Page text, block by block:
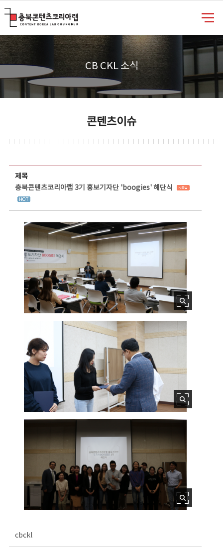
CB CKL 소식
콘텐츠이슈
제목
충북콘텐츠코리아랩 3기 홍보기자단 'boogies' 해단식
cbckl